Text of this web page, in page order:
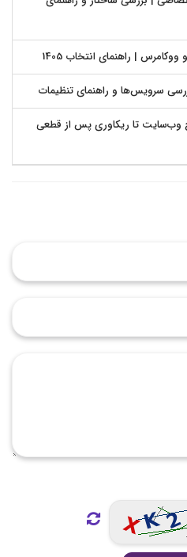
| راهنمای انتخاب 1405
وب‌سایت تا ریکاوری پس از قطعی